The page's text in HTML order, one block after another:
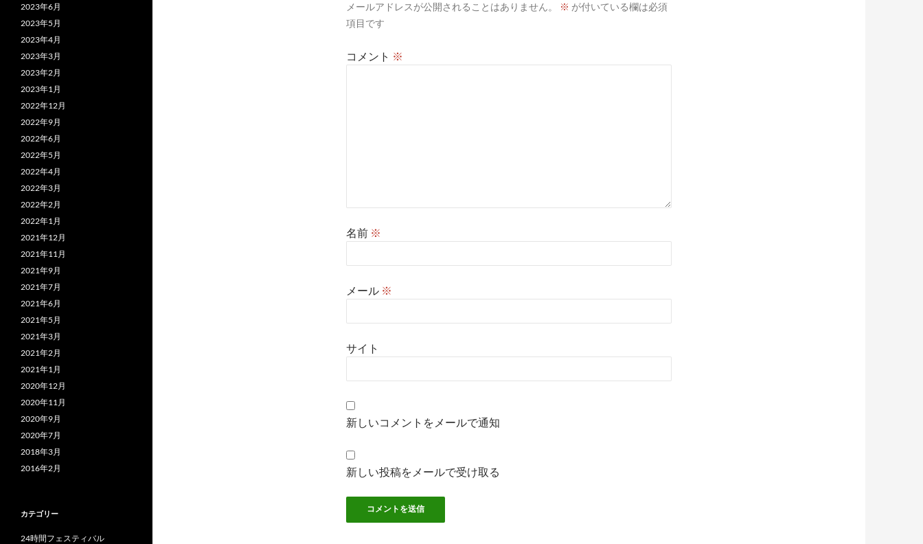
ョ
メールアドレスが公開されることはありません。 ※ が付いている欄は必須
項目です
コメント ※
名前 ※
メール ※
サイト
新しいコメントをメールで通知
新しい投稿をメールで受け取る
2023年6月
2023年5月
2023年4月
2023年3月
2023年2月
2023年1月
2022年12月
2022年9月
2022年6月
2022年5月
2022年4月
2022年3月
2022年2月
2022年1月
2021年12月
2021年11月
2021年9月
2021年7月
2021年6月
2021年5月
2021年3月
2021年2月
2021年1月
2020年12月
2020年11月
2020年9月
2020年7月
2018年3月
2016年2月
カテゴリー
24時間フェスティバル